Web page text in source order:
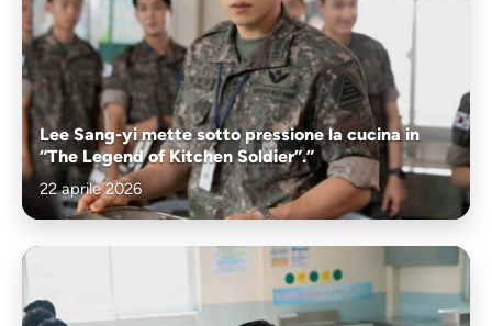
Lee Sang-yi mette sotto pressione la cucina in
“The Legend of Kitchen Soldier”.”
22 aprile 2026